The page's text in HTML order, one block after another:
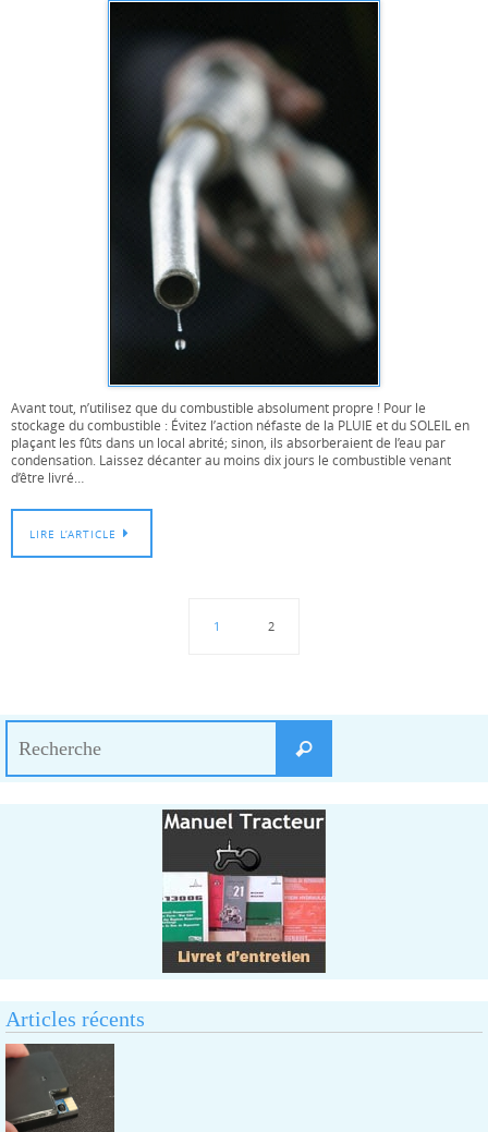
Avant tout, n’utilisez que du combustible absolument propre ! Pour le
stockage du combustible : Évitez l’action néfaste de la PLUIE et du SOLEIL en
plaçant les fûts dans un local abrité; sinon, ils absorberaient de l’eau par
condensation. Laissez décanter au moins dix jours le combustible venant
d’être livré…
LIRE L’ARTICLE
1 2
Recherche
Articles récents